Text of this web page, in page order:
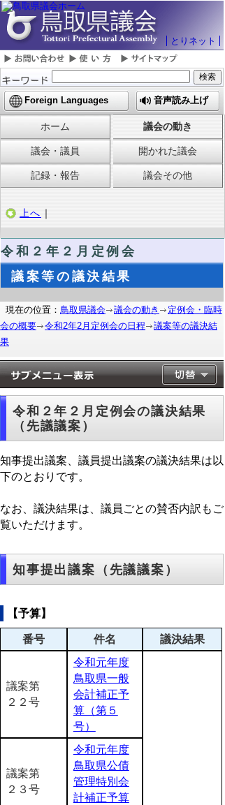
とりネット
Foreign Languages 音声読み上げ
ホーム 議会の動き
議会・議員 開かれた議会
記録・報告 議会その他
上へ ｜
令和２年２月定例会
議案等の議決結果
現在の位置： 鳥取県議会 議会の動き
定例会・臨時
会の概要
令和2年2月定例会の日程
議案等の議決結
果
令和２年２月定例会の議決結果
（先議議案）
知事提出議案、議員提出議案の議決結果は以
下のとおりです。
なお、議決結果は、議員ごとの賛否内訳もご
覧いただけます。
知事提出議案（先議議案）
【予算】
番号 件名 議決結果
議案第
２２号
令和元年度
鳥取県一般
会計補正予
算（第５
号）
議案第
２３号
令和元年度
鳥取県公債
管理特別会
計補正予算